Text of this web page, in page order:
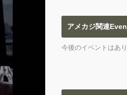
アメカジ関連
今後のイベントはあり